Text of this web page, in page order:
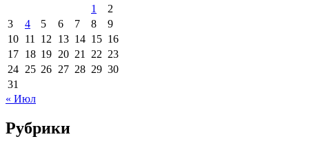
1
2
3
4 5 6 7 8
9
10 11 12 13 14 15 16
17 18 19 20 21 22 23
24 25 26 27 28 29 30
31
« Июл
Рубрики